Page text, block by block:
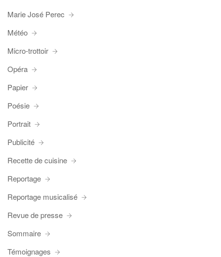
Marie José Perec
Météo
Micro-trottoir
Opéra
Papier
Poésie
Portrait
Publicité
Recette de cuisine
Reportage
Reportage musicalisé
Revue de presse
Sommaire
Témoignages